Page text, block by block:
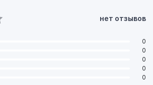
нет отзывов
0
0
0
0
0